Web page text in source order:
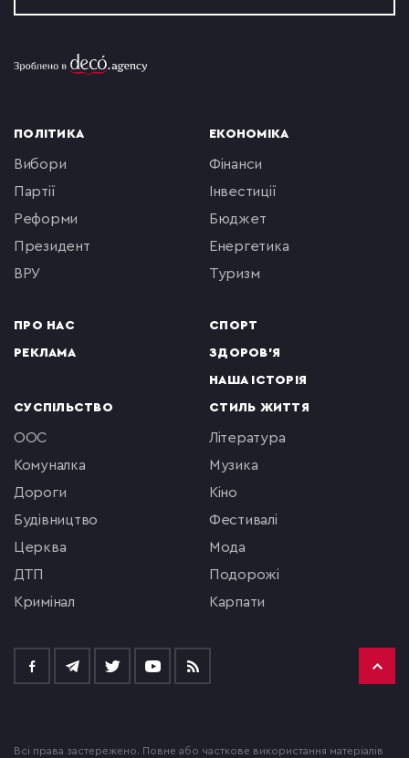
ПОЛІТИКА
вибори
партії
реформи
президент
ВРУ
ПРО НАС
РЕКЛАМА
ЕКОНОМІКА
фінанси
інвестиції
бюджет
енергетика
туризм
СПОРТ
ЗДОРОВ'Я
НАША ІСТОРІЯ
СУСПІЛЬСТВО
ООС
комуналка
Дороги
будівництво
церква
ДТП
кримінал
СТИЛЬ ЖИТТЯ
література
музика
кіно
фестивалі
мода
подорожі
Карпати
Всі права застережено. Повне або часткове використання матеріалів